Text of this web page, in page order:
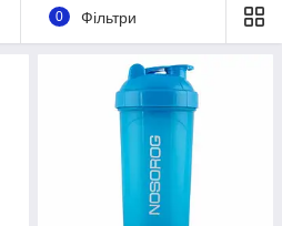
0 Фільтри